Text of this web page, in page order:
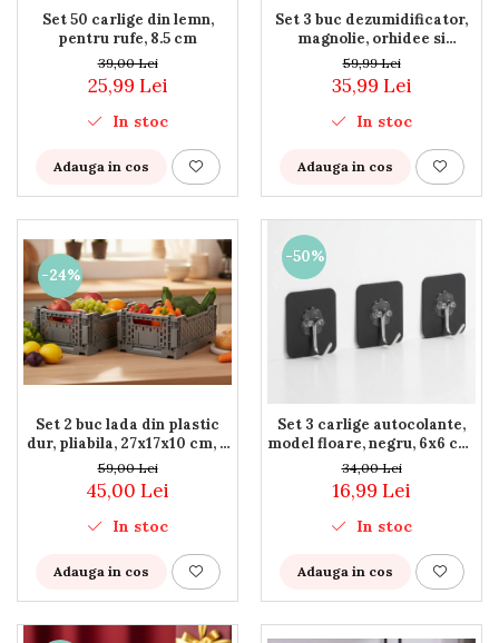
Set 50 carlige din lemn,
pentru rufe, 8.5 cm
39,00 Lei
25,99 Lei
In stoc
Adauga in cos
Set 3 buc dezumidificator,
magnolie, orhidee si
gardenie, 230 g, pentru
spatii de pana la 30 m², baie,
dormitor, bucatarie, hol,
dressing, rulota
59,99 Lei
35,99 Lei
In stoc
Adauga in cos
-24%
Set 2 buc lada din plastic
dur, pliabila, 27x17x10 cm, 4
litri, utilizare universala
59,00 Lei
45,00 Lei
In stoc
Adauga in cos
-50%
Set 3 carlige autocolante,
model floare, negru, 6x6 cm,
utilizare universala
34,00 Lei
16,99 Lei
In stoc
Adauga in cos